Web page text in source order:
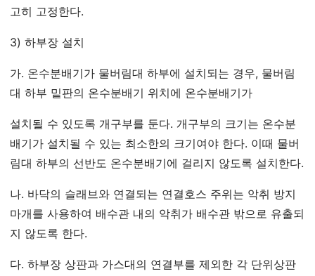
고히 고정한다.
3) 하부장 설치
가. 온수분배기가 물버림대 하부에 설치되는 경우, 물버림
대 하부 밑판의 온수분배기 위치에 온수분배기가
설치될 수 있도록 개구부를 둔다. 개구부의 크기는 온수분
배기가 설치될 수 있는 최소한의 크기여야 한다. 이때 물버
림대 하부의 선반도 온수분배기에 걸리지 않도록 설치한다.
나. 바닥의 슬래브와 연결되는 연결호스 주위는 악취 방지
마개를 사용하여 배수관 내의 악취가 배수관 밖으로 유출되
지 않도록 한다.
다. 하부장 상판과 가스대의 연결부를 제외한 각 단위상판